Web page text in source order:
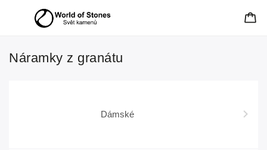
Náramky z granátu
Dámské